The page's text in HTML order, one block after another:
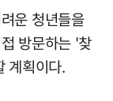
운 청년들을
방문하는 '찾
계획이다.